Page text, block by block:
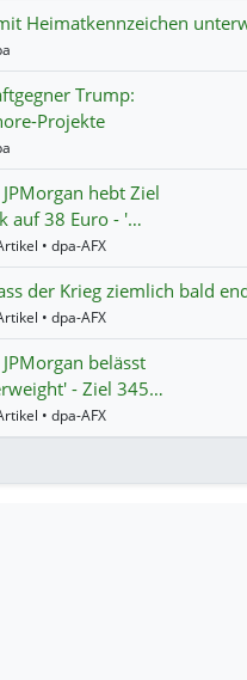
Heimatkennzeichen
Trump:
Projekte
JPMorgan hebt Ziel
auf 38 Euro - '…
• dpa-AFX
der Krieg ziemlich bald
• dpa-AFX
JPMorgan belässt
- Ziel 345…
• dpa-AFX